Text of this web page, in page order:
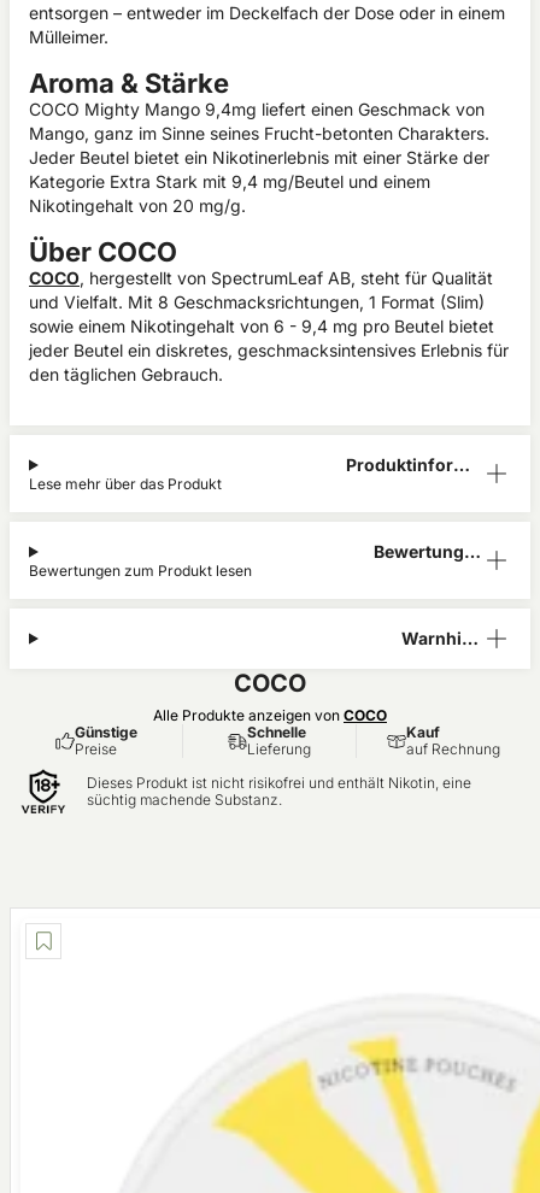
entsorgen – entweder im Deckelfach der Dose oder in einem
Mülleimer.
Aroma & Stärke
COCO Mighty Mango 9,4mg liefert einen Geschmack von
Mango, ganz im Sinne seines Frucht-betonten Charakters.
Jeder Beutel bietet ein Nikotinerlebnis mit einer Stärke der
Kategorie Extra Stark mit 9,4 mg/Beutel und einem
Nikotingehalt von 20 mg/g.
Über COCO
COCO, hergestellt von SpectrumLeaf AB, steht für Qualität
und Vielfalt. Mit 8 Geschmacksrichtungen, 1 Format (Slim)
sowie einem Nikotingehalt von 6 - 9,4 mg pro Beutel bietet
jeder Beutel ein diskretes, geschmacksintensives Erlebnis für
den täglichen Gebrauch.
Produktinform
Lese mehr über das Produkt
Bewertunge
Bewertungen zum Produkt lesen
Warnhinw
COCO
Alle Produkte anzeigen von COCO
Günstige
Preise
Schnelle
Lieferung
Kauf
auf Rechnung
Dieses Produkt ist nicht risikofrei und enthält Nikotin, eine
süchtig machende Substanz.